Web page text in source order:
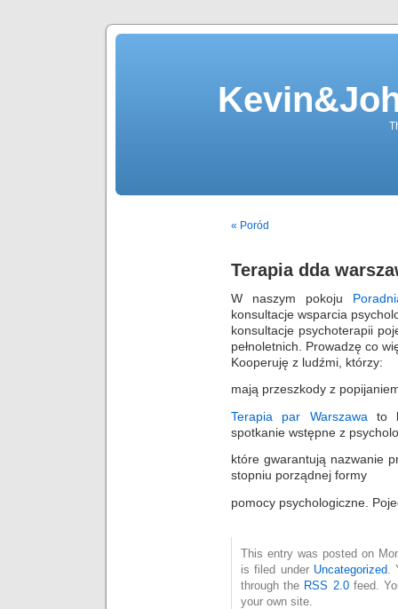
« Poród
Terapia dda
W naszym pokoju
konsultacje wsparcia
konsultacje psychoterapii
pełnoletnich. Prowadzę co
Kooperuję z ludźmi, którzy:
mają przeszkody z
Terapia par Warszawa to
spotkanie wstępne z
które gwarantują nazwanie
stopniu porządnej formy
pomocy psychologiczne.
This entry was posted on
is filed under Uncategorized
through the RSS 2.0feed.
your own site.